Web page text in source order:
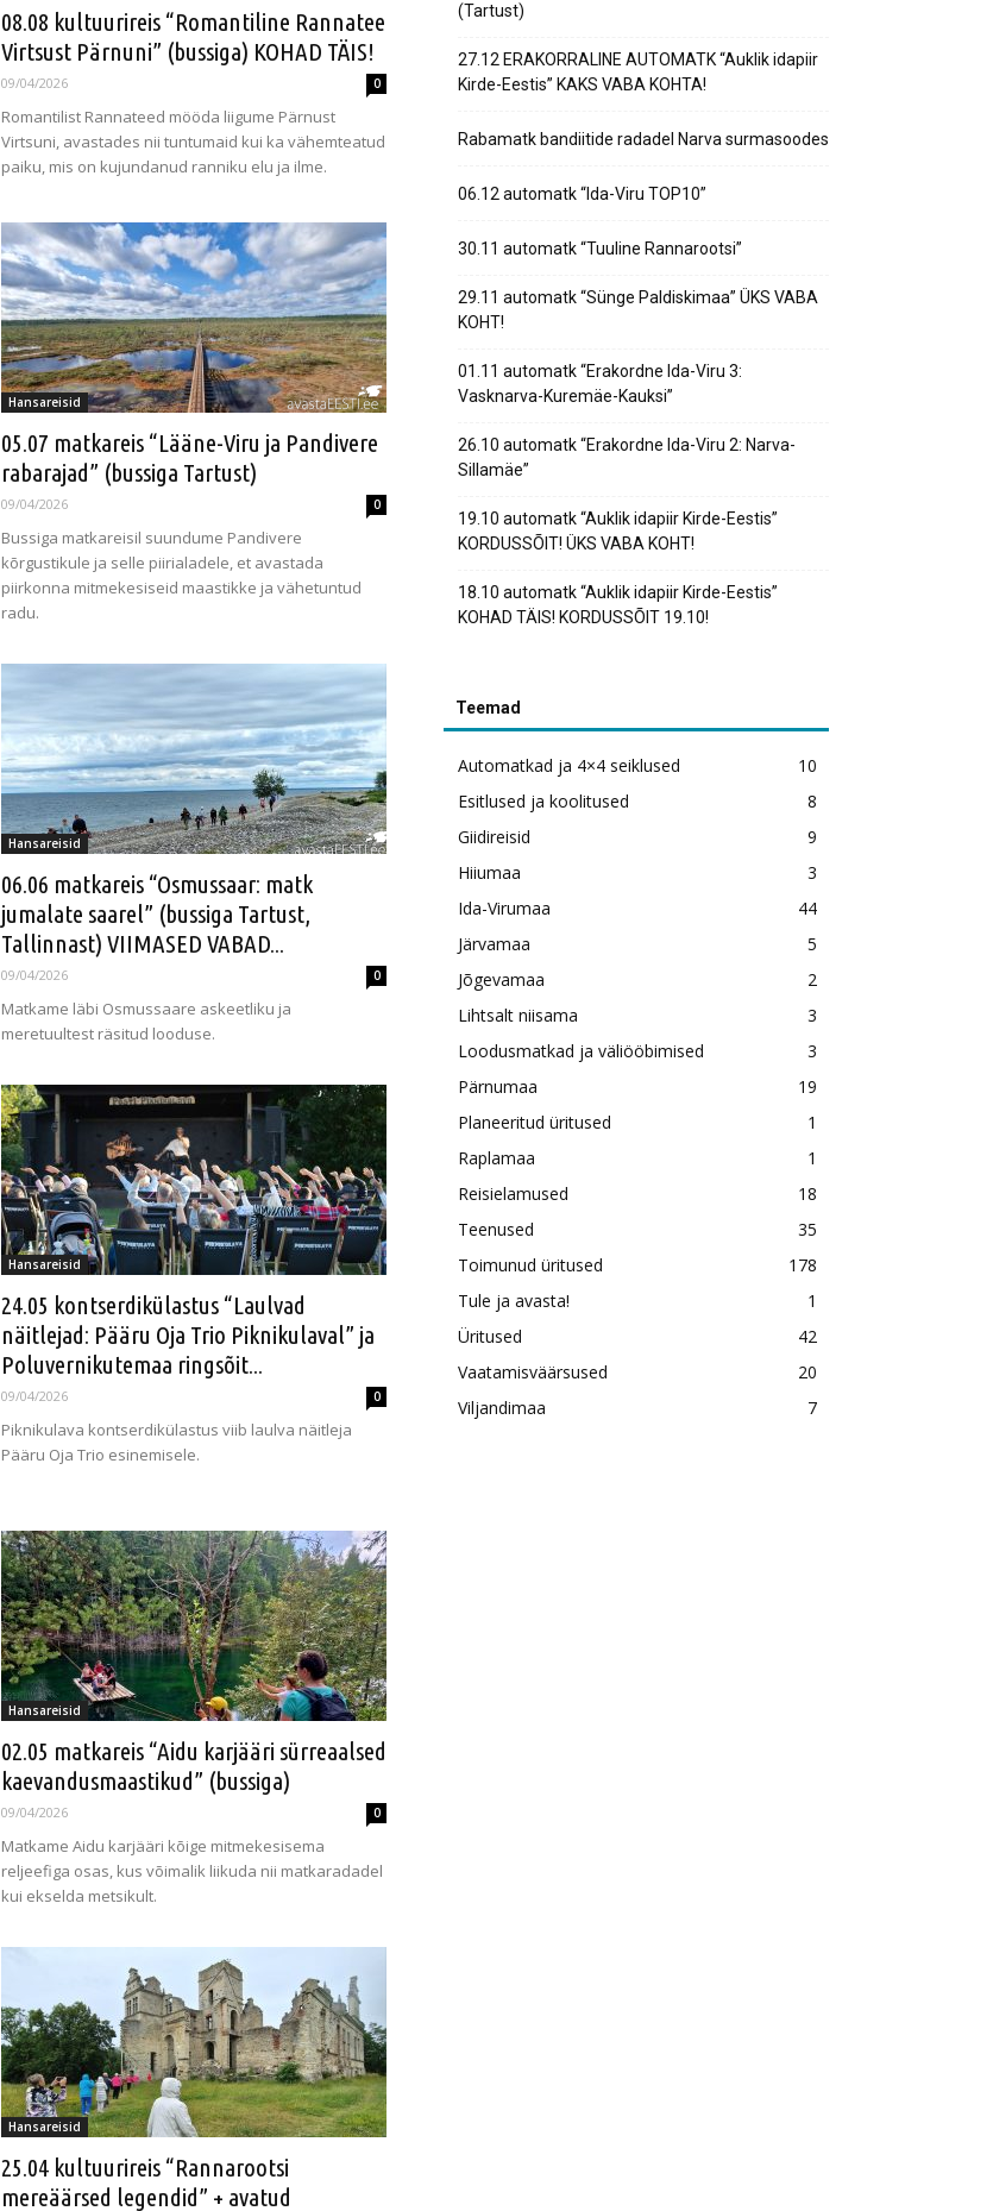
08.08 kultuurireis “Romantiline Rannatee
Virtsust Pärnuni” (bussiga) KOHAD TÄIS!
09/04/2026 0
Romantilist Rannateed mööda liigume Pärnust
Virtsuni, avastades nii tuntumaid kui ka vähemteatud
paiku, mis on kujundanud ranniku elu ja ilme.
Hansareisid
05.07 matkareis “Lääne-Viru ja Pandivere
rabarajad” (bussiga Tartust)
09/04/2026 0
Bussiga matkareisil suundume Pandivere
kõrgustikule ja selle piirialadele, et avastada
piirkonna mitmekesiseid maastikke ja vähetuntud
radu.
Hansareisid
06.06 matkareis “Osmussaar: matk
jumalate saarel” (bussiga Tartust,
Tallinnast) VIIMASED VABAD...
09/04/2026 0
Matkame läbi Osmussaare askeetliku ja
meretuultest räsitud looduse.
Hansareisid
24.05 kontserdikülastus “Laulvad
näitlejad: Pääru Oja Trio Piknikulaval” ja
Poluvernikutemaa ringsõit...
09/04/2026 0
Piknikulava kontserdikülastus viib laulva näitleja
Pääru Oja Trio esinemisele.
Hansareisid
02.05 matkareis “Aidu karjääri sürreaalsed
kaevandusmaastikud” (bussiga)
09/04/2026 0
Matkame Aidu karjääri kõige mitmekesisema
reljeefiga osas, kus võimalik liikuda nii matkaradadel
kui ekselda metsikult.
Hansareisid
25.04 kultuurireis “Rannarootsi
mereäärsed legendid” + avatud
(Tartust)
27.12 ERAKORRALINE AUTOMATK “Auklik idapiir
Kirde-Eestis” KAKS VABA KOHTA!
Rabamatk bandiitide radadel Narva surmasoodes
06.12 automatk “Ida-Viru TOP10”
30.11 automatk “Tuuline Rannarootsi”
29.11 automatk “Sünge Paldiskimaa” ÜKS VABA
KOHT!
01.11 automatk “Erakordne Ida-Viru 3:
Vasknarva-Kuremäe-Kauksi”
26.10 automatk “Erakordne Ida-Viru 2: Narva-
Sillamäe”
19.10 automatk “Auklik idapiir Kirde-Eestis”
KORDUSSÕIT! ÜKS VABA KOHT!
18.10 automatk “Auklik idapiir Kirde-Eestis”
KOHAD TÄIS! KORDUSSÕIT 19.10!
Teemad
Automatkad ja 4×4 seiklused
10
Esitlused ja koolitused
8
Giidireisid
9
Hiiumaa
3
Ida-Virumaa
44
Järvamaa
5
Jõgevamaa
2
Lihtsalt niisama
3
Loodusmatkad ja väliööbimised
3
Pärnumaa
19
Planeeritud üritused
1
Raplamaa
1
Reisielamused
18
Teenused
35
Toimunud üritused
178
Tule ja avasta!
1
Üritused
42
Vaatamisväärsused
20
Viljandimaa
7